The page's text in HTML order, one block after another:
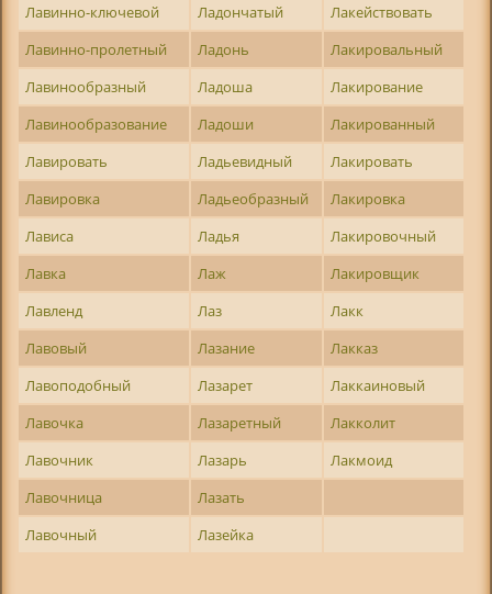
Лавинно-ключевой Ладончатый
Лакействовать
Лавинно-пролетный
Ладонь
Лакировальный
Лавинообразный
Ладоша
Лакирование
Лавинообразование
Ладоши
Лакированный
Лавировать
Ладьевидный
Лакировать
Лавировка
Ладьеобразный
Лакировка
Лависа
Ладья
Лакировочный
Лавка
Лаж
Лакировщик
Лавленд
Лаз
Лакк
Лавовый
Лазание
Лакказ
Лавоподобный
Лазарет
Лаккаиновый
Лавочка
Лазаретный
Лакколит
Лавочник
Лазарь
Лакмоид
Лавочница
Лазать
Лавочный
Лазейка